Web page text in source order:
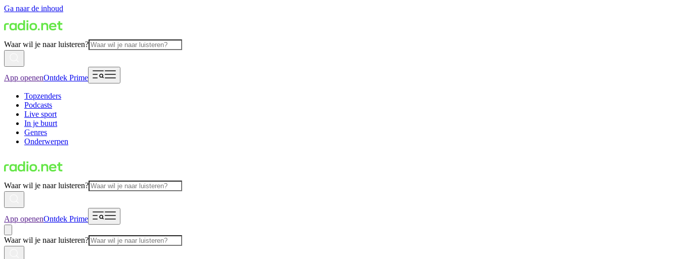
Ga naar de inhoud
Waar wil je naar luisteren?
App openenOntdek Prime
Topzenders
Podcasts
Live sport
In je buurt
Genres
Onderwerpen
Waar wil je naar luisteren?
App openenOntdek Prime
Waar wil je naar luisteren?